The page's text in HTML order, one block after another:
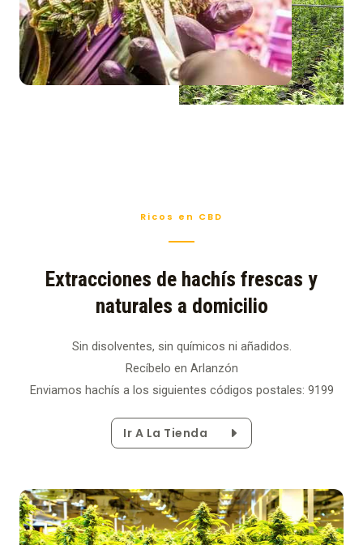
Ricos en CBD
Extracciones de hachís frescas y
naturales a domicilio
Sin disolventes, sin químicos ni añadidos.
Recíbelo en Arlanzón
Enviamos hachís a los siguientes códigos postales: 9199
Ir A La Tienda